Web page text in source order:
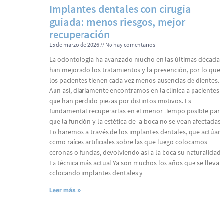
Implantes dentales con cirugía
guiada: menos riesgos, mejor
recuperación
15 de marzo de 2026 No hay comentarios
La odontología ha avanzado mucho en las últimas
han mejorado los tratamientos y la prevención, por lo que
los pacientes tienen cada vez menos ausencias de dientes.
Aun así, diariamente encontramos en la clínica a pacientes
que han perdido piezas por distintos motivos. Es
fundamental recuperarlas en el menor tiempo posible
que la función y la estética de la boca no se vean
Lo haremos a través de los implantes dentales, que
como raíces artificiales sobre las que luego colocamos
coronas o fundas, devolviendo así a la boca su
La técnica más actual Ya son muchos los años que se
colocando implantes dentales y
Leer más »